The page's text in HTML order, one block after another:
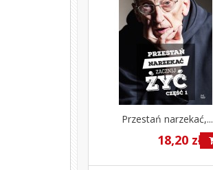
Przestań narzekać,...
18,20 zł